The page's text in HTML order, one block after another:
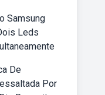
Samsung
Leds
De
Por